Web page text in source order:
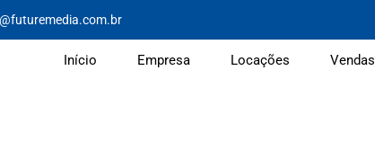
Início Empresa Locações Vendas